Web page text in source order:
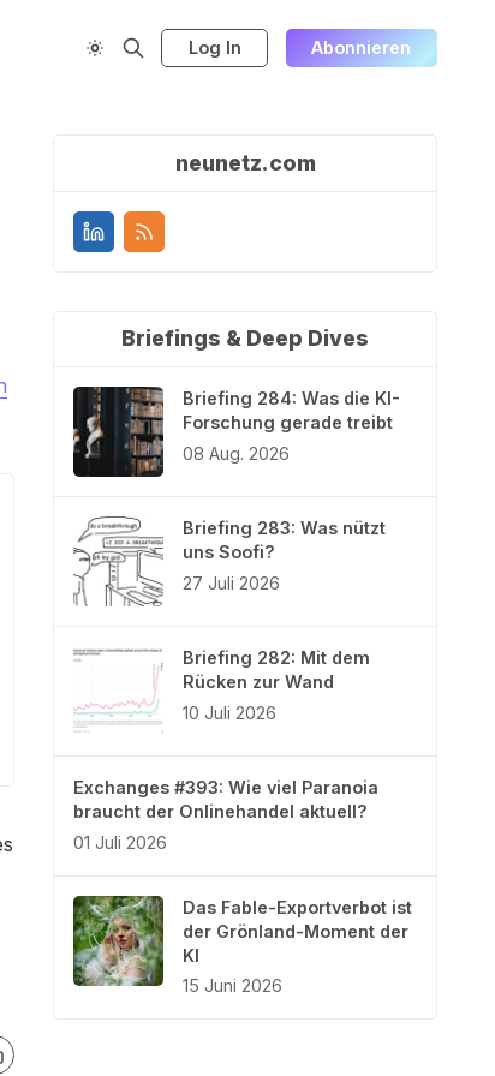
Log In Abonnieren
neunetz.com
Briefings & Deep Dives
Briefing 284: Was die KI-
Forschung gerade treibt
08 Aug. 2026
Briefing 283: Was nützt
uns Soofi?
27 Juli 2026
Briefing 282: Mit dem
Rücken zur Wand
10 Juli 2026
Exchanges #393: Wie viel Paranoia
braucht der Onlinehandel aktuell?
01 Juli 2026
Das Fable-Exportverbot ist
der Grönland-Moment der
KI
15 Juni 2026